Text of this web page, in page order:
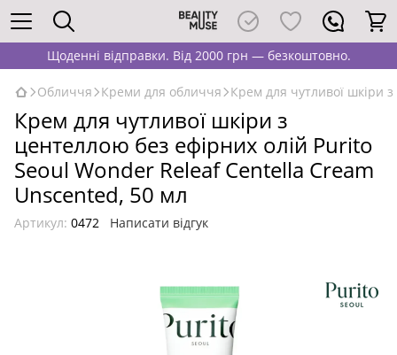
Щоденні відправки. Від 2000 грн — безкоштовно.
Обличчя Креми для обличчя Крем для чутливої шкіри
Крем для чутливої шкіри з
центеллою без ефірних олій Purito
Seoul Wonder Releaf Centella Cream
Unscented, 50 мл
Артикул: 0472 Написати відгук